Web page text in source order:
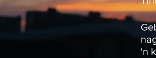
b
l
'n